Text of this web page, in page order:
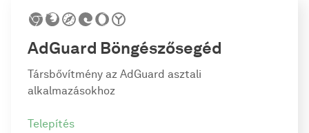
AdGuard Böngészősegéd
Társbővítmény az AdGuard asztali
alkalmazásokhoz
Telepítés